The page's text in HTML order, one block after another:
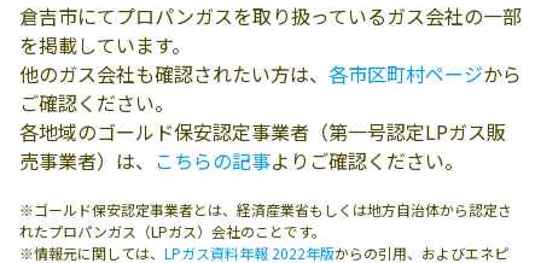
倉吉市にてプロパンガスを取り扱っているガス会社の一部
を掲載しています。
他のガス会社も確認されたい方は、 各市区町村ページから
ご確認ください。
各地域のゴールド保安認定事業者（第一号認定LPガス販
売事業者）は、 こちらの記事よりご確認ください。
※ゴールド保安認定事業者とは、経済産業省もしくは地方自治体から認定さ
れたプロパンガス（LPガス）会社のことです。
※情報元に関しては、 LPガス資料年報 2022年版からの引用、およびエネピ